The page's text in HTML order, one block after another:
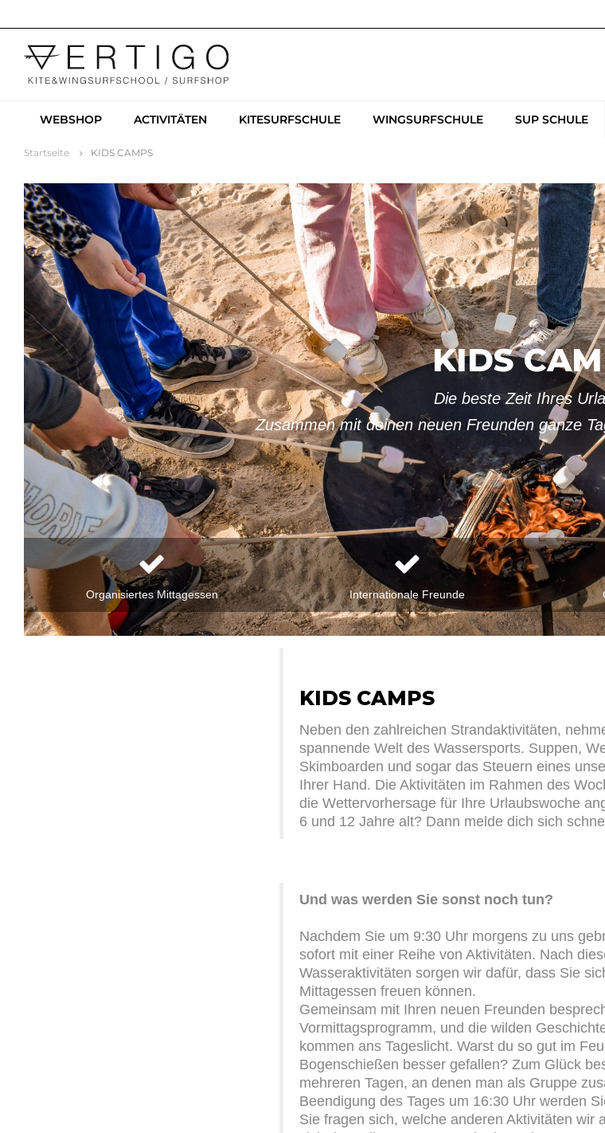
WEBSHOP ACTIVITÄTEN KITESURFSCHULE WINGSURFSCHULE SUP SCHULE
Startseite KIDS CAMPS
KIDS
Die beste Zeit Ihres
Zusammen mit deinen neuen Freunden ganze
Organisiertes Mittagessen Internationale Freunde
KIDS CAMPS
Neben den zahlreichen Strandaktivitäten,
spannende Welt des Wassersports. Suppen,
Skimboarden und sogar das Steuern eines
Ihrer Hand. Die Aktivitäten im Rahmen des
die Wettervorhersage für Ihre Urlaubswoche
6 und 12 Jahre alt? Dann melde dich sich
Und was werden Sie sonst noch tun?
Nachdem Sie um 9:30 Uhr morgens zu uns
sofort mit einer Reihe von Aktivitäten. Nach
Wasseraktivitäten sorgen wir dafür, dass Sie
Mittagessen freuen können.
Gemeinsam mit Ihren neuen Freunden
Vormittagsprogramm, und die wilden
kommen ans Tageslicht. Warst du so gut im
Bogenschießen besser gefallen? Zum Glück
mehreren Tagen, an denen man als Gruppe
Beendigung des Tages um 16:30 Uhr werden
Sie fragen sich, welche anderen Aktivitäten wir